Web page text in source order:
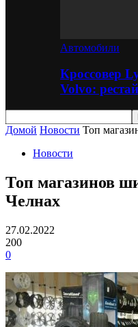
Автомобили
Кроссовер
Volvo:
Домой Новости Топ
Новости
Топ магазинов
Челнах
27.02.2022
200
0